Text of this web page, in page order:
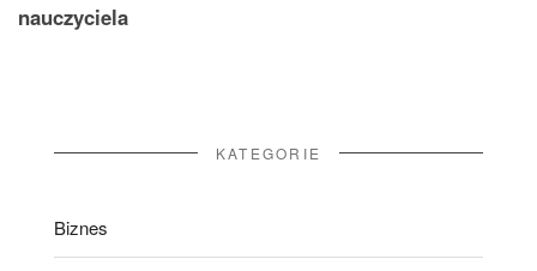
nauczyciela
KATEGORIE
Biznes